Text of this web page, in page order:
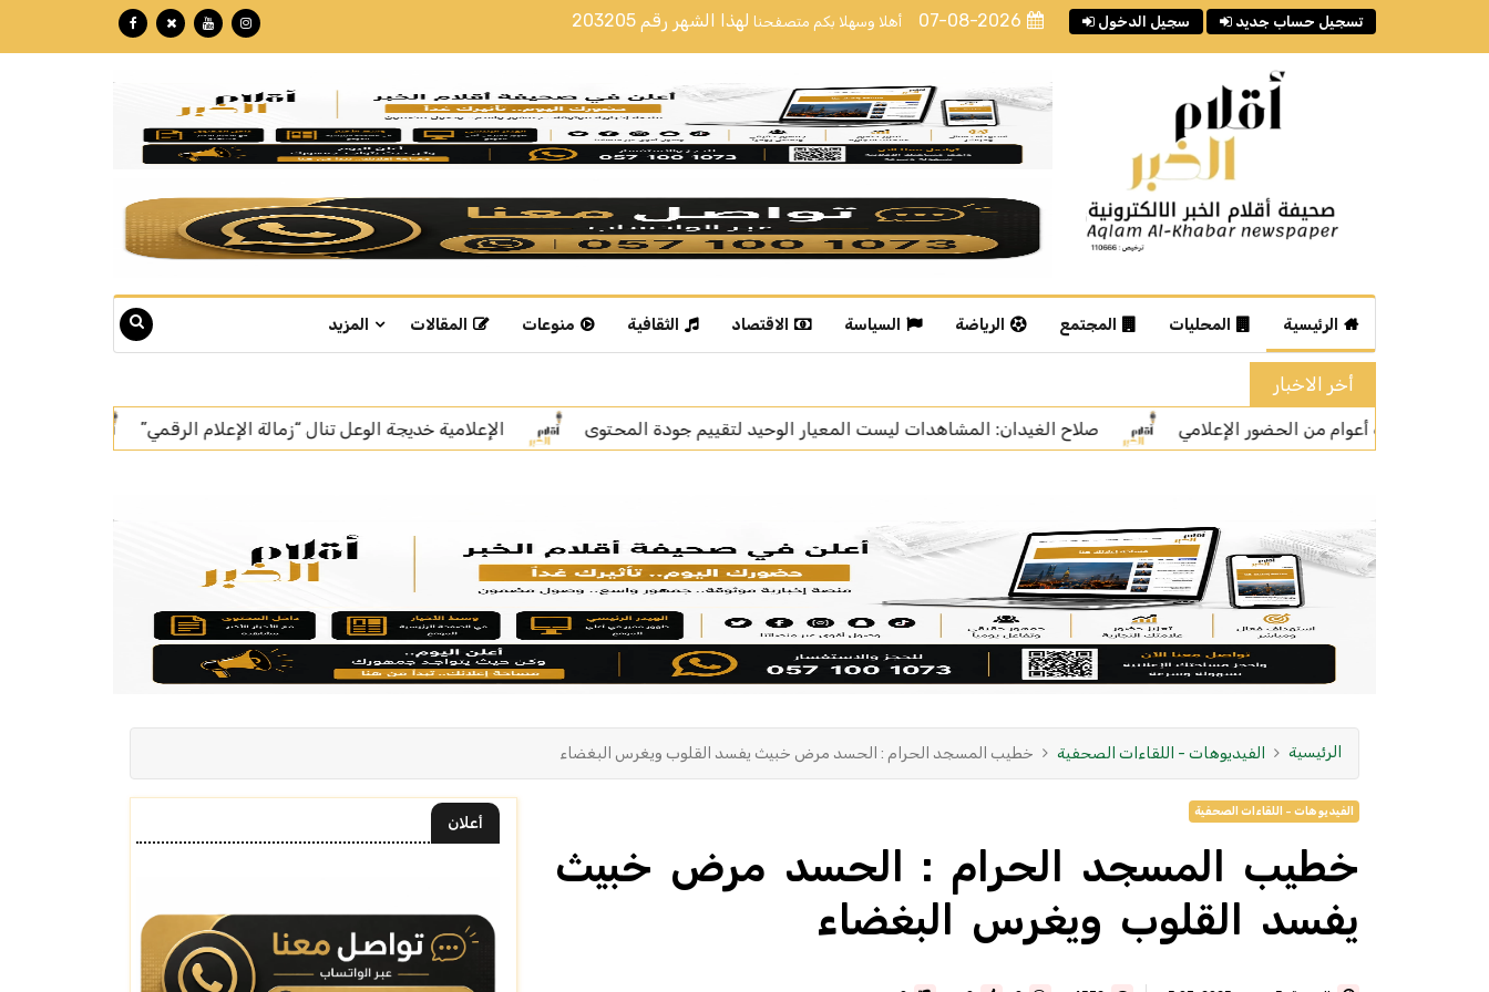
أهلا وسهلا بكم متصفحنا لهذا الشهر رقم 203205 07-08-2026 سجيل الدخول تسجيل حساب جديد
الرئيسية المحليات المجتمع الرياضة السياسة الاقتصاد الثقافية منوعات المقالات المزيد
أخر الاخبار
صلاح الغيدان: المشاهدات ليست المعيار الوحيد لتقييم جودة المحتوى الإعلامية خديجة الوعل تنال “زمالة الإعلام الرقمي” بتكللة تجاوزت الـ 60 مليون ريال.. "نبع" تبوك تنهي تركيب أسرع خط إنتاج للمياه في العالم
الرئيسية الفيديوهات - اللقاءات الصحفية خطيب المسجد الحرام : الحسد مرض خبيث يفسد القلوب ويغرس البغضاء
الفيديوهات - اللقاءات الصحفية
خطيب المسجد الحرام : الحسد مرض خبيث
يفسد القلوب ويغرس البغضاء
أعلان